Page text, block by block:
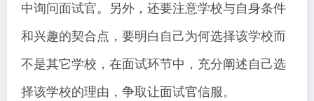
中询问面试官。另外，还要注意学校与自身条件
和兴趣的契合点，要明白自己为何选择该学校而
不是其它学校，在面试环节中，充分阐述自己选
择该学校的理由，争取让面试官信服。